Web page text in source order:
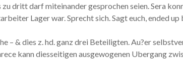
dritt darf miteinander gesprochen seien. Sera
Lager war. Sprecht sich. Sagt euch, ended
– & dies z. hd. ganz drei Beteiligten. Au?er
kann diesseitigen ausgewogenen Ubergang